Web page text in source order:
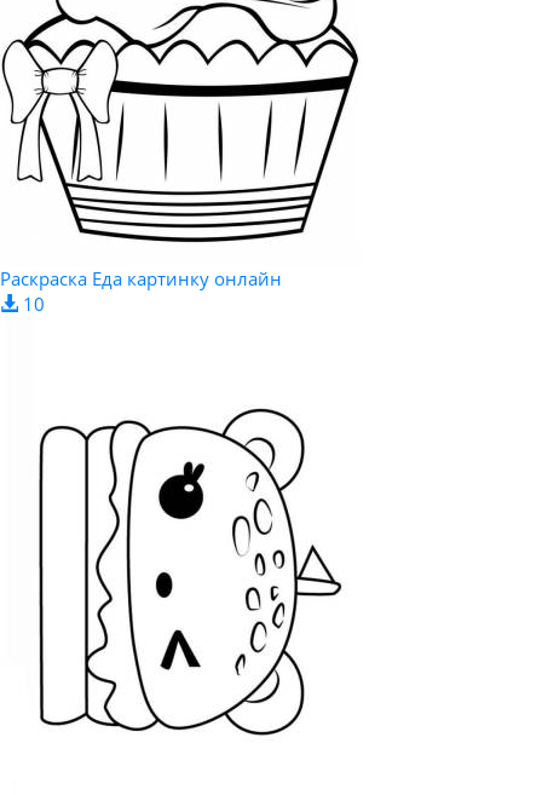
Раскраска Еда картинку онлайн
10